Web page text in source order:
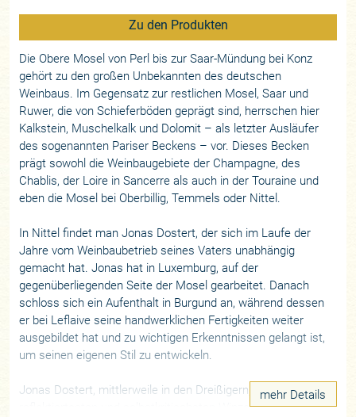
Zu den Produkten
Die Obere Mosel von Perl bis zur Saar-Mündung bei Konz
gehört zu den großen Unbekannten des deutschen
Weinbaus. Im Gegensatz zur restlichen Mosel, Saar und
Ruwer, die von Schieferböden geprägt sind, herrschen hier
Kalkstein, Muschelkalk und Dolomit – als letzter Ausläufer
des sogenannten Pariser Beckens – vor. Dieses Becken
prägt sowohl die Weinbaugebiete der Champagne, des
Chablis, der Loire in Sancerre als auch in der Touraine und
eben die Mosel bei Oberbillig, Temmels oder Nittel.
In Nittel findet man Jonas Dostert, der sich im Laufe der
Jahre vom Weinbaubetrieb seines Vaters unabhängig
gemacht hat. Jonas hat in Luxemburg, auf der
gegenüberliegenden Seite der Mosel gearbeitet. Danach
schloss sich ein Aufenthalt in Burgund an, während dessen
er bei Leflaive seine handwerklichen Fertigkeiten weiter
ausgebildet hat und zu wichtigen Erkenntnissen gelangt ist,
um seinen eigenen Stil zu entwickeln.
Jonas Dostert, mittlerweile in den Dreißigern, ist einer der
reflektiertesten und selbstkritischsten Winzer, die wir kennen.
mehr Details